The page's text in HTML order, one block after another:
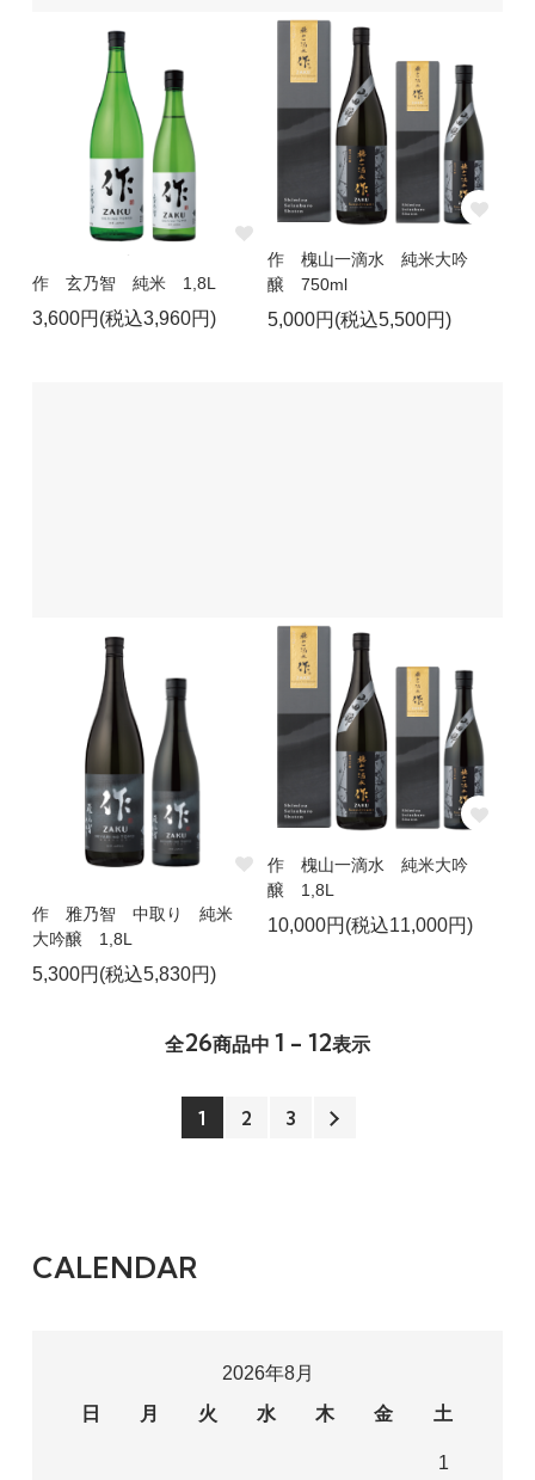
作 玄乃智 純米 1,8L
3,600円(税込3,960円)
作 槐山一滴水 純米大吟
醸 750ml
5,000円(税込5,500円)
作 雅乃智 中取り 純米
大吟醸 1,8L
5,300円(税込5,830円)
作 槐山一滴水 純米大吟
醸 1,8L
10,000円(税込11,000円)
全26商品中 1 - 12表示
1 2 3
CALENDAR
2026年8月
日
月 火 水 木 金 土
1